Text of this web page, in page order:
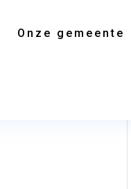
Onze gemeente